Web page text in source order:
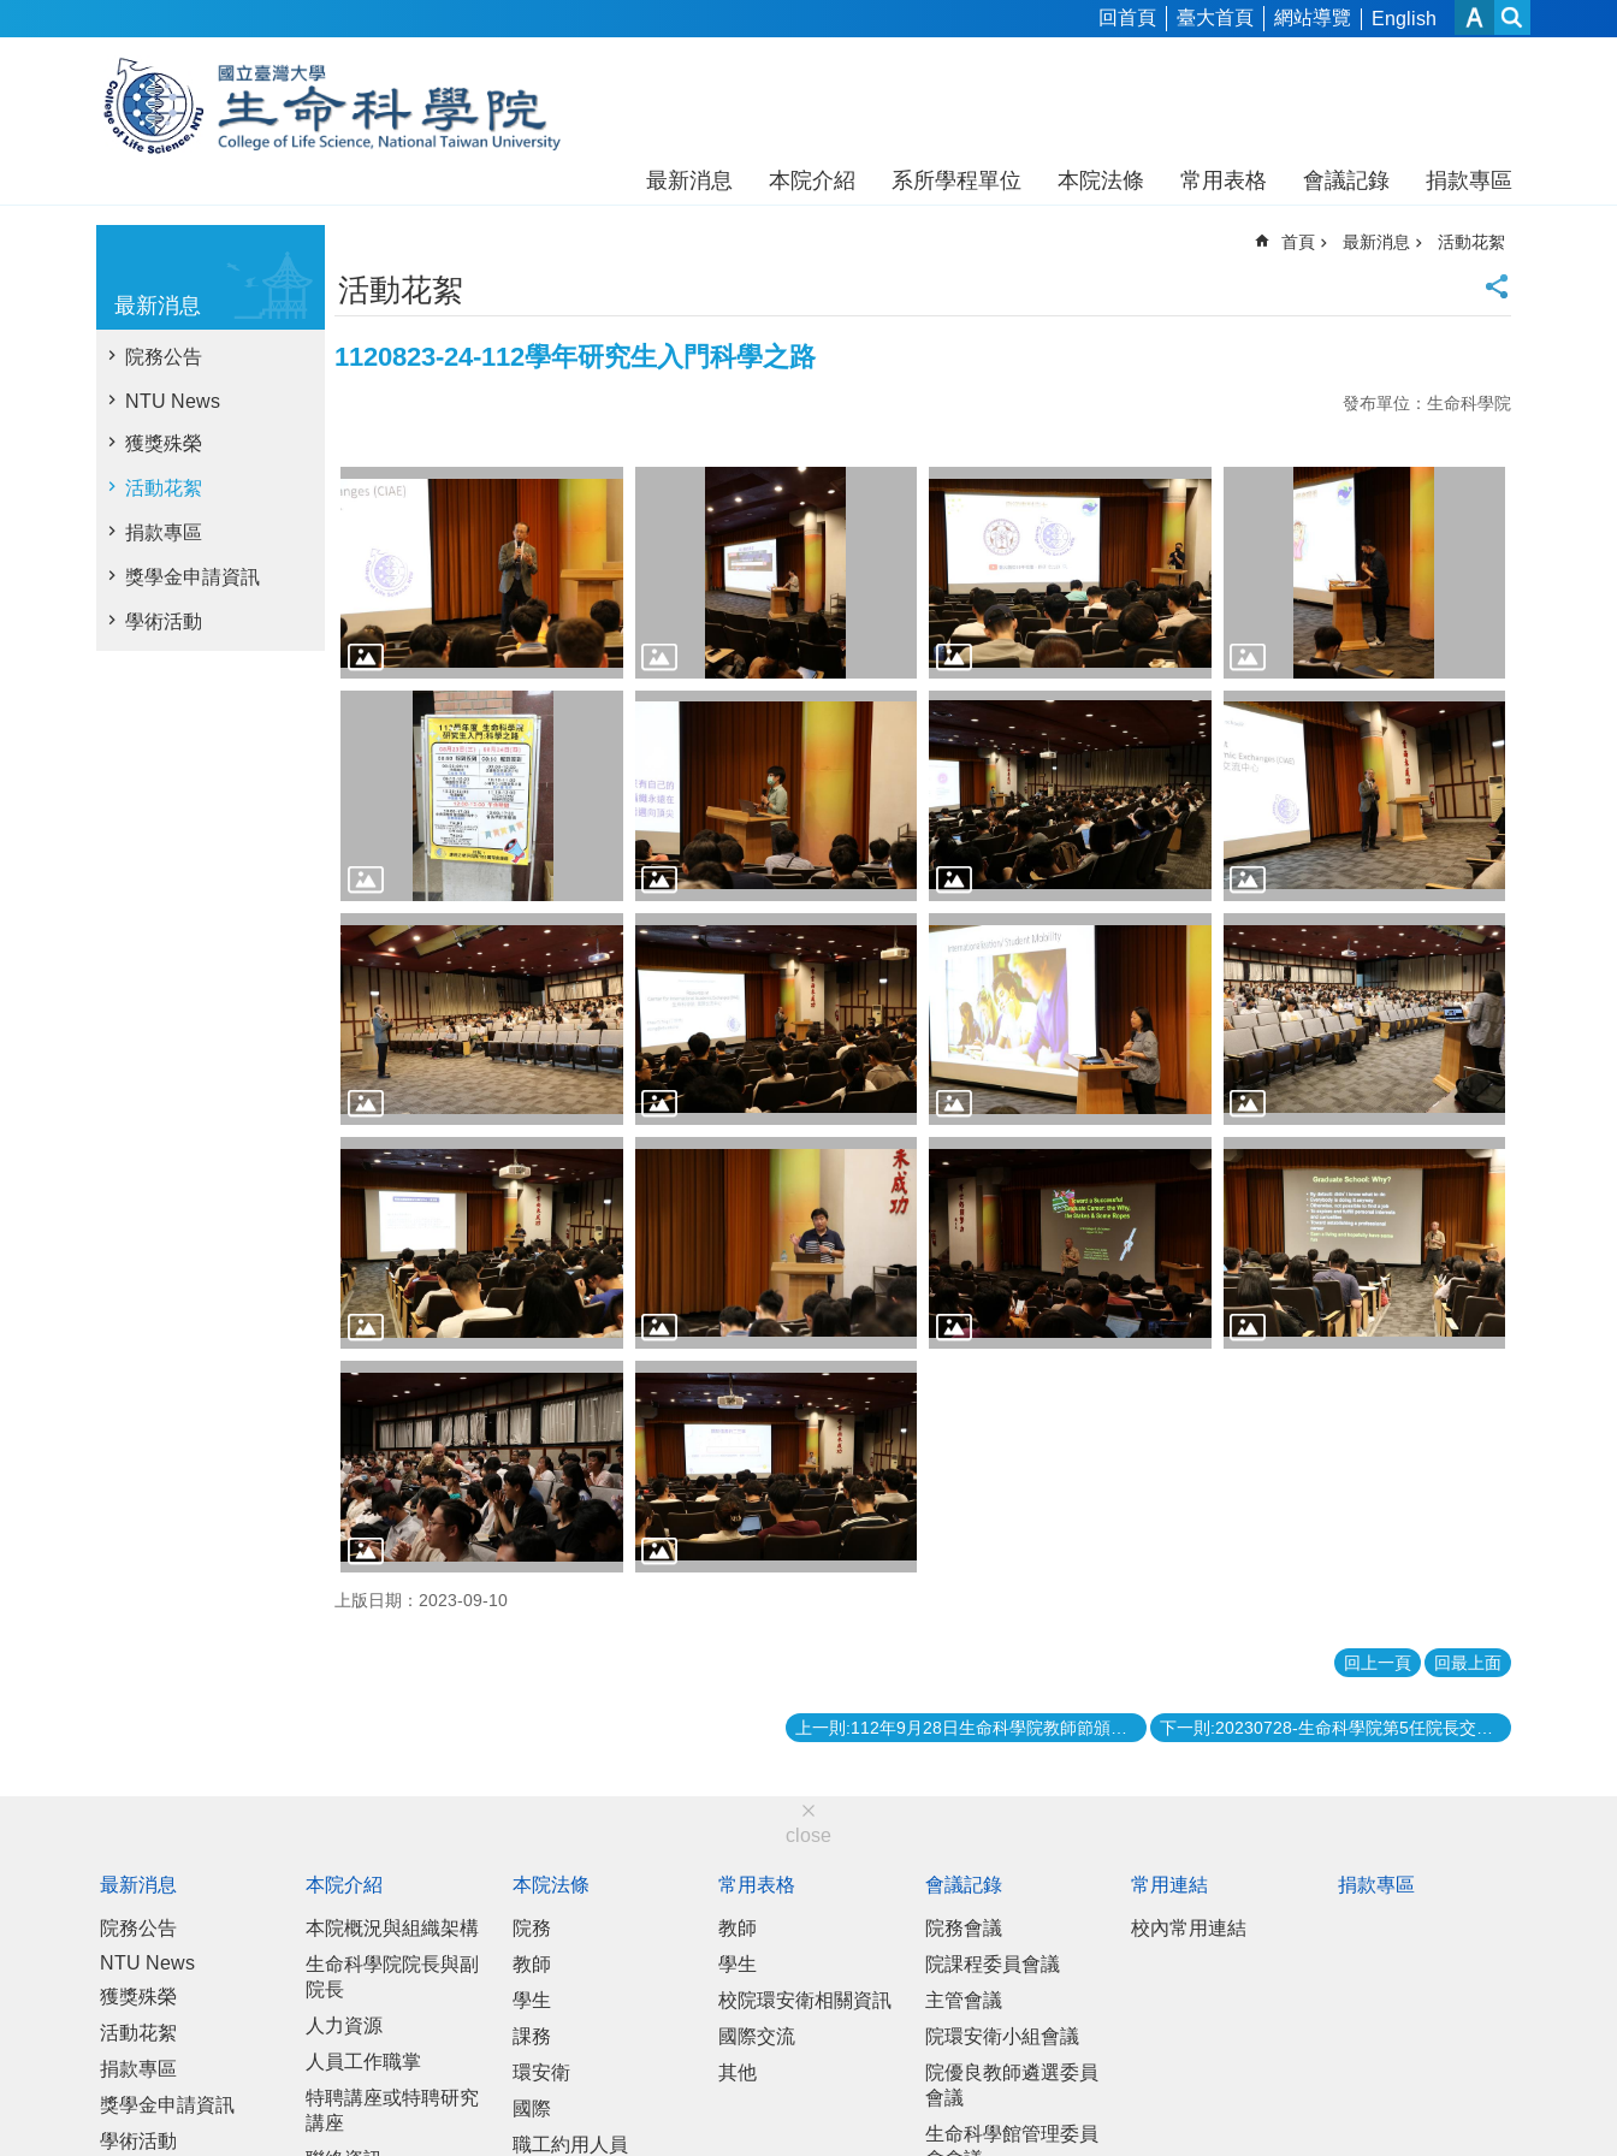
回首頁 臺大首頁 網站導覽 English
最新消息 本院介紹 系所學程單位 本院法條 常用表格 會議記錄 捐款專區
最新消息
院務公告
NTU News
獲獎殊榮
活動花絮
捐款專區
獎學金申請資訊
學術活動
首頁 最新消息 活動花絮
活動花絮
1120823-24-112學年研究生入門科學之路
發布單位：生命科學院
上版日期：2023-09-10
回上一頁 回最上面
close
最新消息
院務公告
NTU News
獲獎殊榮
活動花絮
捐款專區
獎學金申請資訊
學術活動
本院介紹
本院概況與組織架構
生命科學院院長與副
院長
人力資源
人員工作職掌
特聘講座或特聘研究
講座
本院法條
院務
教師
學生
課務
環安衛
國際
職工約用人員
常用表格
教師
學生
校院環安衛相關資訊
國際交流
其他
會議記錄
院務會議
院課程委員會議
主管會議
院環安衛小組會議
院優良教師遴選委員
會議
生命科學館管理委員
常用連結
校內常用連結
捐款專區